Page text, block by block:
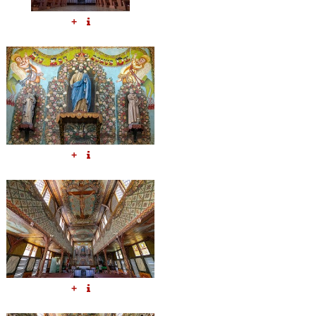
+
+
+